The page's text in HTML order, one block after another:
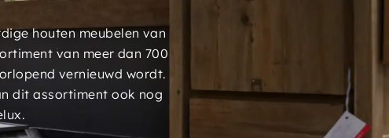
houten meubelen van
van meer dan 700
vernieuwd wordt.
dit assortiment ook nog